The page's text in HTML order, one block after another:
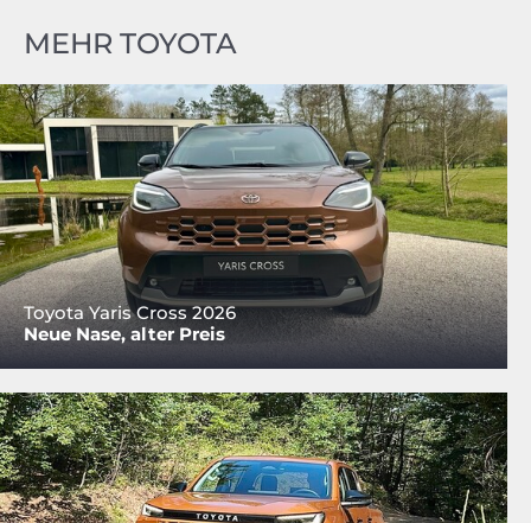
MEHR TOYOTA
Toyota Yaris Cross 2026
Neue Nase, alter Preis